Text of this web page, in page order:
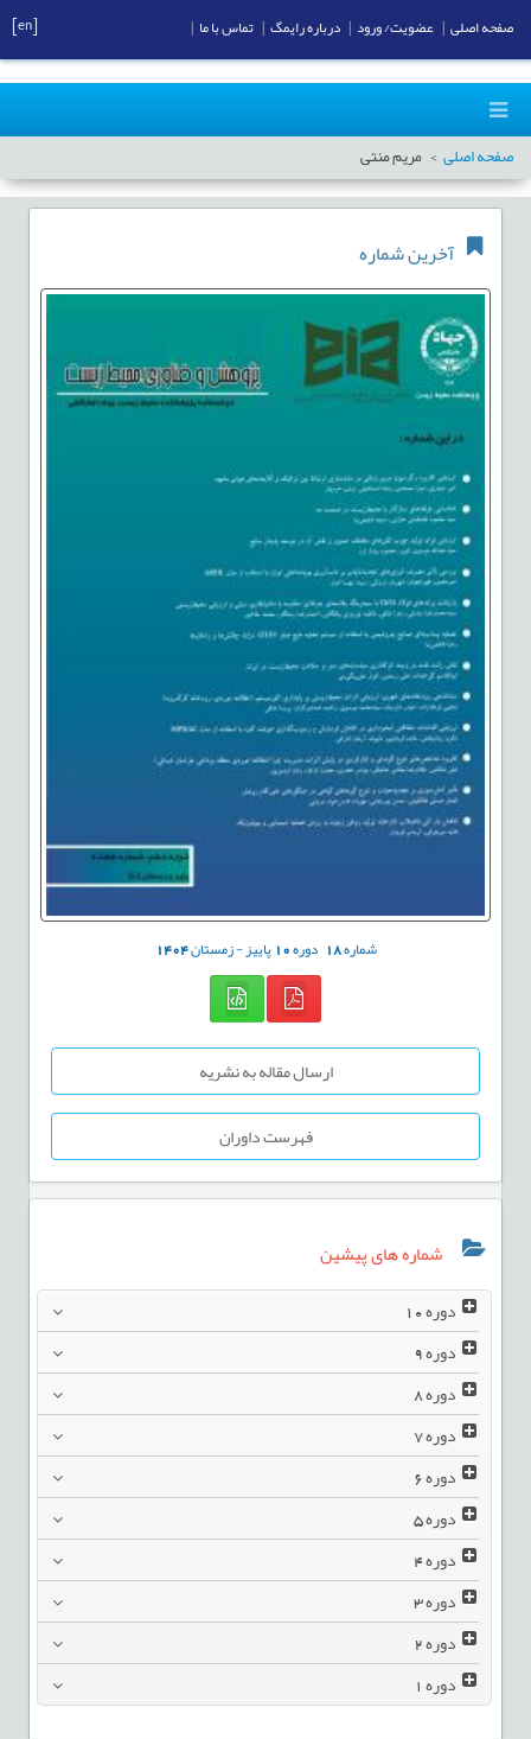
صفحه اصلی مریم منتی
آخرین شماره
شماره18 دوره10پاییز - زمستان1404
ارسال مقاله به نشریه
فهرست داوران
شماره های پیشین
دوره10
دوره9
دوره8
دوره7
دوره6
دوره5
دوره4
دوره3
دوره2
دوره1
صفحه اصلی عضویت/ ورود درباره رایمگ تماس با ما